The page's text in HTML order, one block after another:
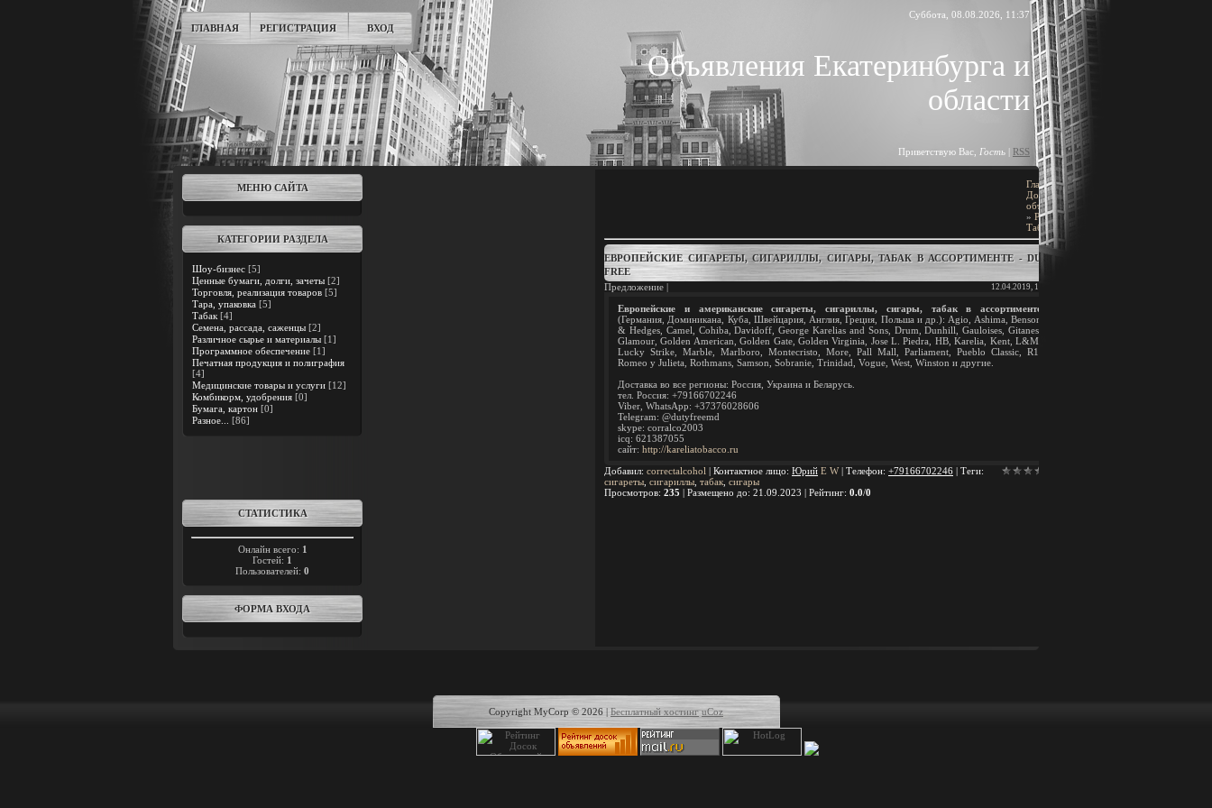
ГЛАВНАЯ РЕГИСТРАЦИЯ ВХОД
Суббота, 08.08.2026, 11:37
Объявления Екатеринбурга и
области
Приветствую Вас Гость | RSS
МЕНЮ САЙТА
КАТЕГОРИИ РАЗДЕЛА
Шоу-бизнес [5]
Ценные бумаги, долги, зачеты [2]
Торговля, реализация товаров [5]
Тара, упаковка [5]
Табак [4]
Семена, рассада, саженцы [2]
Различное сырье и материалы [1]
Программное обеспечение [1]
Печатная продукция и полиграфия
[4]
Медицинские товары и услуги [12]
Комбикорм, удобрения [0]
Бумага, картон [0]
Разное...
[86]
СТАТИСТИКА
Онлайн всего: 1
Гостей: 1
Пользователей: 0
ФОРМА ВХОДА
Главная»
Доска
объявлений
» Разное»
Табак
ЕВРОПЕЙСКИЕ СИГАРЕТЫ, СИГАРИЛЛЫ, СИГАРЫ, ТАБАК В АССОРТИМЕНТЕ - DUTY
FREE
Предложение |
12.04.2019, 10:45
Европейские и американские сигареты, сигариллы, сигары, табак в ассортименте
(Германия, Доминикана, Куба, Швейцария, Англия, Греция, Польша и др.): Agio, Ashima, Benson
& Hedges, Camel, Cohiba, Davidoff, George Karelias and Sons, Drum, Dunhill, Gauloises, Gitanes,
Glamour, Golden American, Golden Gate, Golden Virginia, Jose L. Piedra, HB, Karelia, Kent, L&M,
Lucky Strike, Marble, Marlboro, Montecristo, More, Pall Mall, Parliament, Pueblo Classic, R1,
Romeo y Julieta, Rothmans, Samson, Sobranie, Trinidad, Vogue, West, Winston и другие.
Доставка во все регионы: Россия, Украина и Беларусь.
тел. Россия: +79166702246
Viber, WhatsApp: +37376028606
Telegram: @dutyfreemd
skype: corralco2003
icq: 621387055
сайт: http://kareliatobacco.ru
Добавил: correctalcohol | Контактное лицо: Юрий E W| Телефон: +79166702246 | Теги:
сигареты сигариллы табак сигары
Просмотров: 235 | Размещено до: 21.09.2023 | Рейтинг: 0.0/0
Copyright MyCorp © 2026 | Бесплатный хостинг uCoz